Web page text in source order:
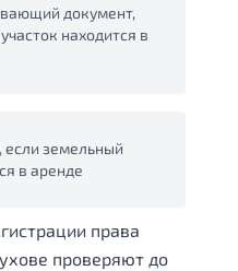
документ,
находится в
если земельный
в аренде
права
проверяют до